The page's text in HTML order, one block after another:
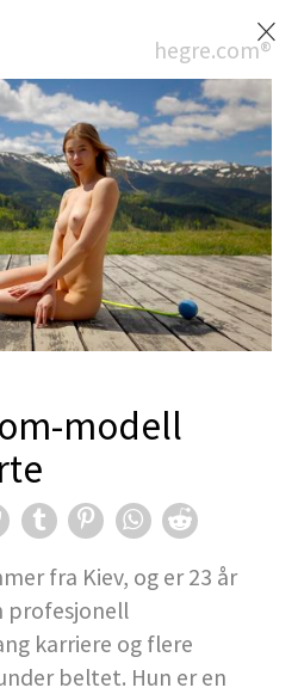
×
hegre.com®
modell
fra Kiev, og er 23 år
profesjonell
karriere og flere
beltet. Hun er en